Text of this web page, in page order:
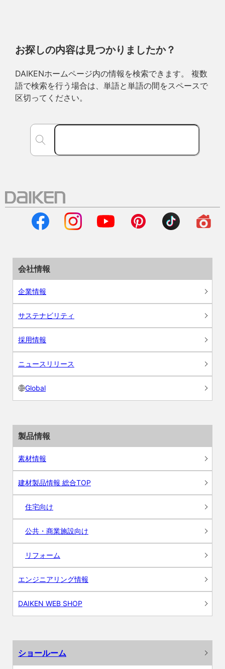
お探しの内容は見つかりましたか？
DAIKENホームページ内の情報を検索できます。 複数
語で検索を行う場合は、単語と単語の間をスペースで
区切ってください。
会社情報
企業情報
サステナビリティ
採用情報
ニュースリリース
Global
製品情報
素材情報
建材製品情報 総合TOP
住宅向け
公共・商業施設向け
リフォーム
エンジニアリング情報
DAIKEN WEB SHOP
ショールーム